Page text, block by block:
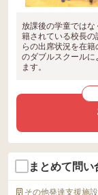
放課後の学童では
籍されている校長
らの出席状況を在
のダブルスクール
ます。
まとめて問
その他発達支援施設